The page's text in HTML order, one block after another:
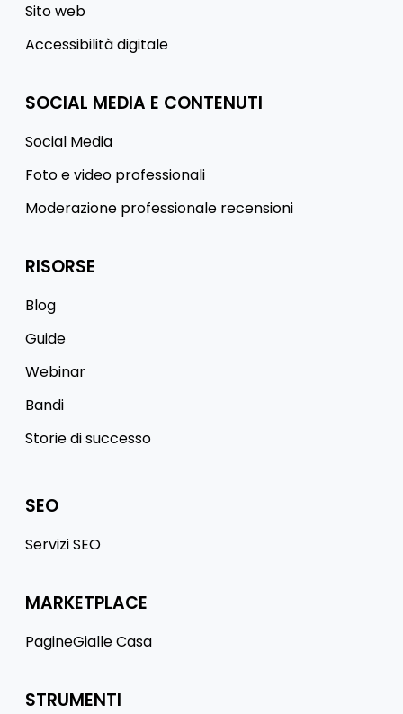
Sito web
Accessibilità digitale
SOCIAL MEDIA E CONTENUTI
Social Media
Foto e video professionali
Moderazione professionale recensioni
RISORSE
Blog
Guide
Webinar
Bandi
Storie di successo
SEO
Servizi SEO
MARKETPLACE
PagineGialle Casa
STRUMENTI